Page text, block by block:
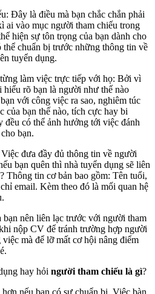
Đây là điều mà bạn chắc chắn phải
ai vào mục người tham chiếu trong
hiện sự tôn trọng của bạn dành cho
chuẩn bị trước những thông tin về
tuyển dụng.
làm việc trực tiếp với họ: Bởi vì
rõ bạn là người như thế nào
với công việc ra sao, nghiêm túc
của bạn thế nào, tích cực hay bi
có thể ảnh hưởng tới việc đánh
bạn.
đưa đầy đủ thông tin về người
bạn quên thì nhà tuyển dụng sẽ liên
Thông tin cơ bản bao gồm: Tên tuổi,
email. Kèm theo đó là mối quan hệ
nên liên lạc trước với người tham
nộp CV để tránh trường hợp người
mà để lỡ mất cơ hội nâng điểm
hay hỏi người tham chiếu là gì?
nếu bạn có sự chuẩn bị. Việc bàn